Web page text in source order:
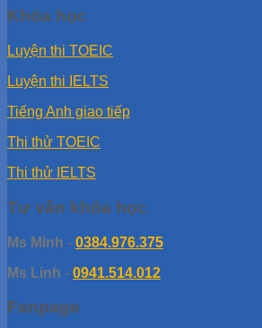
Khóa học
Luyện thi TOEIC
Luyện thi IELTS
Tiếng Anh giao tiếp
Thi thử TOEIC
Thi thử IELTS
Tư vấn khóa học
Ms Minh - 0384.976.375
Ms Linh - 0941.514.012
Fanpage